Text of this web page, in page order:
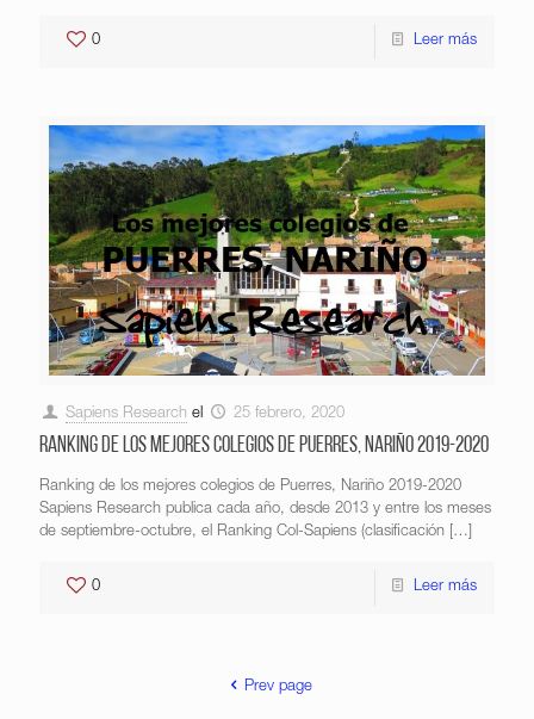
0 Leer más
Sapiens Research el 25 febrero, 2020
Ranking de los mejores colegios de Puerres, Nariño 2019-2020
Ranking de los mejores colegios de Puerres, Nariño 2019-2020
Sapiens Research publica cada año, desde 2013 y entre los meses
de septiembre-octubre, el Ranking Col-Sapiens (clasificación […]
0 Leer más
Prev page